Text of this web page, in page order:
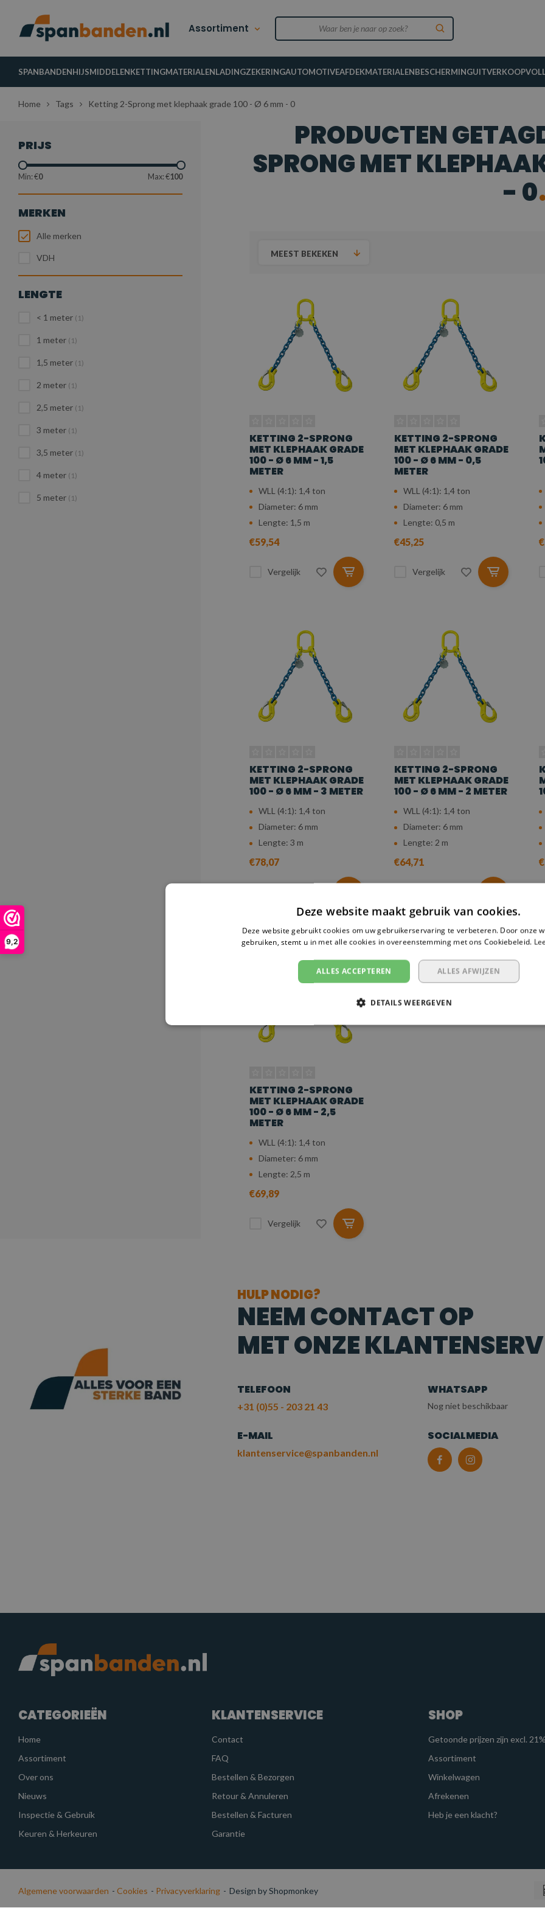
9,2
Assortiment
SPANBANDENHIJSMIDDELENKETTINGMATERIALENLADINGZEKERINGAUTOMOTIVEAFDEKMATERIALENBESCHERMINGUITVERKOOP
Home Tags Ketting 2-Sprong met klephaak grade 100 - Ø 6 mm - 0
PRIJS
Min: €0 Max: €100
MERKEN
Alle merken
VDH
LENGTE
< 1 meter (1)
1 meter (1)
1,5 meter (1)
2 meter (1)
2,5 meter (1)
3 meter (1)
3,5 meter (1)
4 meter (1)
5 meter (1)
PRODUCTEN
SPRONG MET
- 0
MEEST BEKEKEN
KETTING 2-SPRONG
MET KLEPHAAK GRADE
100 - Ø 6 MM - 1,5
METER
WLL (4:1): 1,4 ton
Diameter: 6 mm
Lengte: 1,5 m
€59,54
Vergelijk
KETTING 2-SPRONG
MET KLEPHAAK GRADE
100 - Ø 6 MM - 0,5
METER
WLL (4:1): 1,4 ton
Diameter: 6 mm
Lengte: 0,5 m
€45,25
Vergelijk
KETTING 2-SPRONG
MET KLEPHAAK GRADE
100 - Ø 6 MM - 3 METER
WLL (4:1): 1,4 ton
Diameter: 6 mm
Lengte: 3 m
€78,07
KETTING 2-SPRONG
MET KLEPHAAK GRADE
100 - Ø 6 MM - 2 METER
WLL (4:1): 1,4 ton
Diameter: 6 mm
Lengte: 2 m
€64,71
KETTING 2-SPRONG
MET KLEPHAAK GRADE
100 - Ø 6 MM - 2,5
METER
WLL (4:1): 1,4 ton
Diameter: 6 mm
Lengte: 2,5 m
€69,89
Vergelijk
HULP NODIG?
NEEM CONTACT OP
MET ONZE
TELEFOON
+31 (0)55 - 203 21 43
WHATSAPP
Nog niet beschikbaar
E-MAIL
klantenservice@spanbanden.nl
SOCIALMEDIA
CATEGORIEËN
Home
Assortiment
Over ons
Nieuws
Inspectie & Gebruik
Keuren & Herkeuren
KLANTENSERVICE
Contact
FAQ
Bestellen & Bezorgen
Retour & Annuleren
Bestellen & Facturen
Garantie
SHOP
Getoonde prijzen zijn excl.
Assortiment
Winkelwagen
Afrekenen
Heb je een klacht?
Algemene voorwaarden - Cookies - Privacyverklaring - Design by Shopmonkey
Deze website maakt gebruik van cookies.
Deze website gebruikt cookies om uw gebruikerservaring te verbeteren. Door onze
gebruiken, stemt u in met alle cookies in overeenstemming met ons Cookiebeleid.
ALLES ACCEPTEREN ALLES AFWIJZEN
DETAILS WEERGEVEN